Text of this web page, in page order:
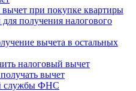
при покупке квартиры
получения налогового
вычета в остальных
налоговый вычет
вычет
службы ФНС